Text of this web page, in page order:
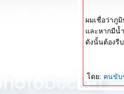
ผมเชื่อว่าภู
ละหากมีน้ำ
ดังนั้นต้องรี
ดย: คนขับ